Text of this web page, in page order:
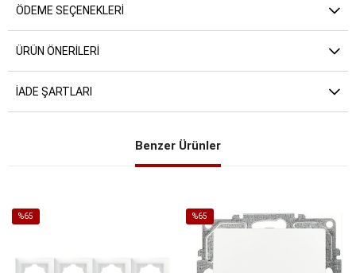
ÖDEME SEÇENEKLERI
ÜRÜN ÖNERILERI
İADE ŞARTLARI
Benzer Ürünler
%65
%65
İndirim
%65İndirim